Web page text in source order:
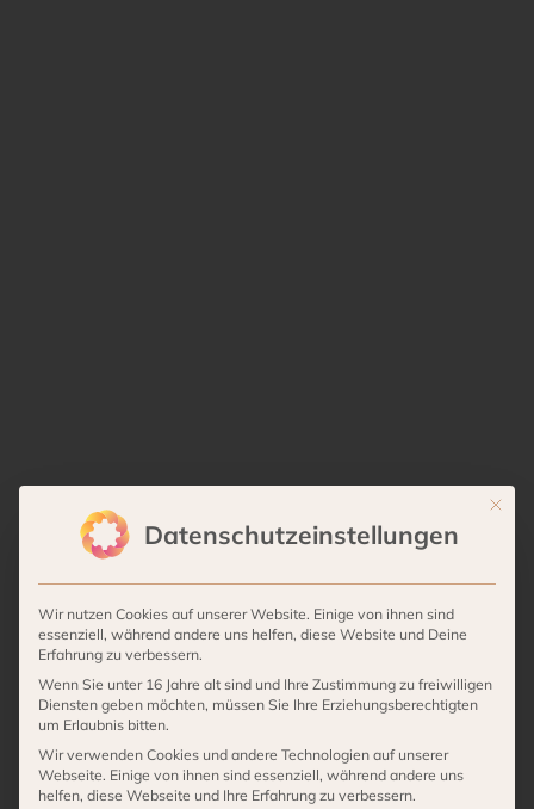
Mit
Datenschutzeinstellungen
Wir nutzen Cookies auf unserer Website. Einige von ihnen sind
essenziell, während andere uns helfen, diese Website und Deine
Erfahrung zu verbessern.
Wenn Sie unter 16 Jahre alt sind und Ihre Zustimmung zu freiwilligen
Diensten geben möchten, müssen Sie Ihre Erziehungsberechtigten
um Erlaubnis bitten.
Wir verwenden Cookies und andere Technologien auf unserer
Webseite. Einige von ihnen sind essenziell, während andere uns
helfen, diese Webseite und Ihre Erfahrung zu verbessern.